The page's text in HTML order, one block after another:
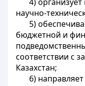
научно-
5)
бюджетной и
соответствии с
Казахстан;
6)